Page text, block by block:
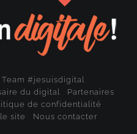
Team #jesuisdigital
du digital
Partenaires
de confidentialité
site Nous contacter